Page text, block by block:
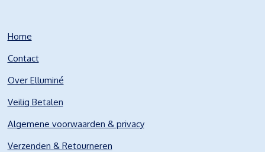
Home
Contact
Over Elluminé
Veilig Betalen
Algemene voorwaarden & privacy
Verzenden & Retourneren